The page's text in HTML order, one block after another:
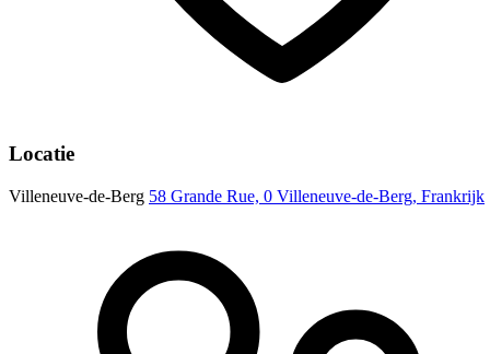
Locatie
Villeneuve-de-Berg 58 Grande Rue, 0 Villeneuve-de-Berg, Frankrijk